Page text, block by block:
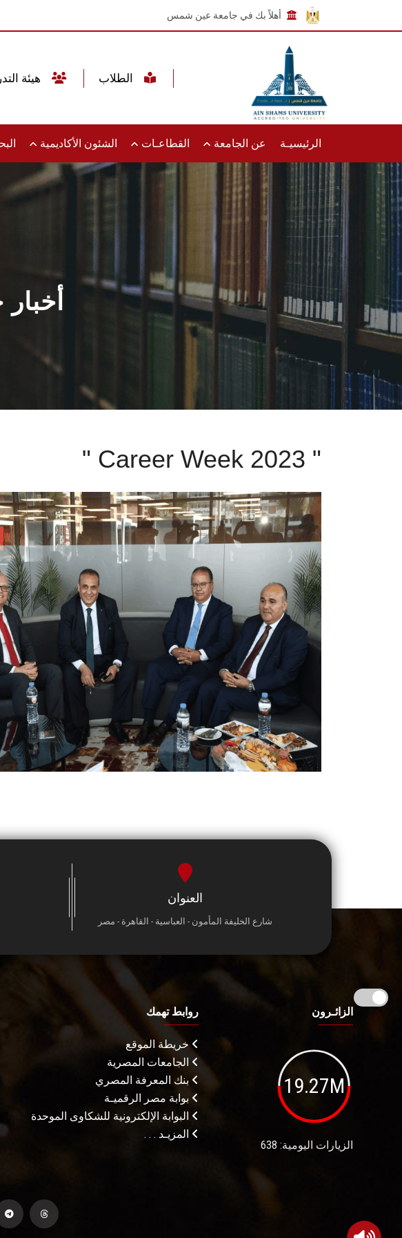
أهلاً بك في جامعة عين شمس
الرئيسيـة عن الجامعة القطاعـات الشئون الأكاديمية
" Career Week 2023 "
العنوان
شارع الخليفة المأمون - العباسية - القاهرة - مصر
الزائـرون
19.27M
الزيارات اليومية: 638
روابط تهمك
خريطة الموقع
الجامعات المصرية
بنك المعرفة المصري
بوابة مصر الرقميـة
البوابة الإلكترونية للشكاوى الموحدة
المزيـد . . .